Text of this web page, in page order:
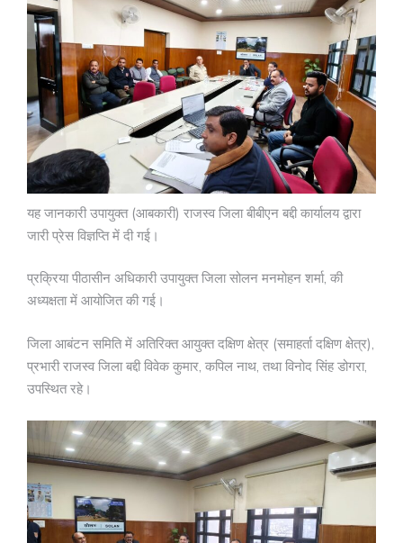
यह जानकारी उपायुक्त (आबकारी) राजस्व जिला बीबीएन बद्दी कार्यालय द्वारा
जारी प्रेस विज्ञप्ति में दी गई।
प्रक्रिया पीठासीन अधिकारी उपायुक्त जिला सोलन मनमोहन शर्मा, की
अध्यक्षता में आयोजित की गई।
जिला आबंटन समिति में अतिरिक्त आयुक्त दक्षिण क्षेत्र (समाहर्ता दक्षिण क्षेत्र),
प्रभारी राजस्व जिला बद्दी विवेक कुमार, कपिल नाथ, तथा विनोद सिंह डोगरा,
उपस्थित रहे।